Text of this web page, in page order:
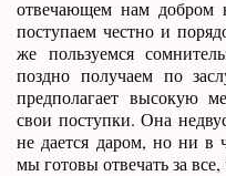
отвечающем нам
поступаем честно и
же пользуемся
поздно получаем по
предполагает высокую
свои поступки. Она
не дается даром, но ни в
мы готовы отвечать за